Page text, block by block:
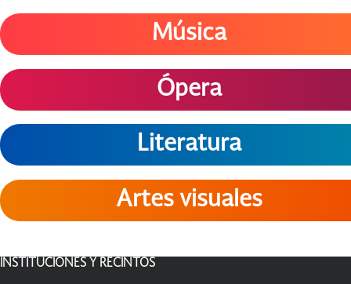
Música
Ópera
Literatura
Artes visuales
INSTITUCIONES Y RECINTOS